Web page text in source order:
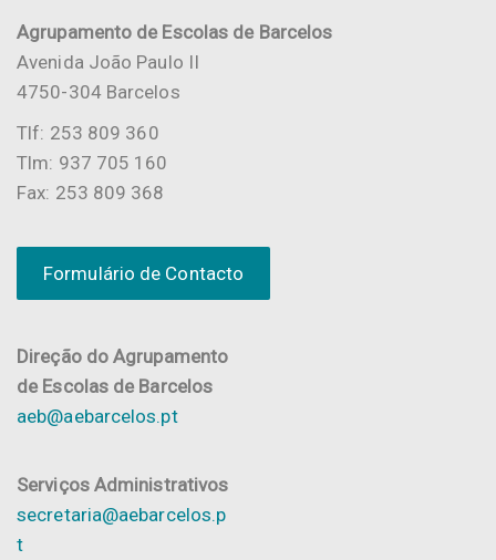
Agrupamento de Escolas de Barcelos
Avenida João Paulo II
4750-304 Barcelos
Tlf: 253 809 360
Tlm: 937 705 160
Fax: 253 809 368
Formulário de Contacto
Direção do Agrupamento
de Escolas de Barcelos
aeb@aebarcelos.pt
Serviços Administrativos
secretaria@aebarcelos.p
t